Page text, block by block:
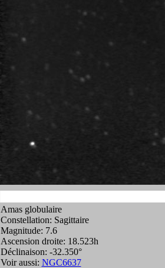
Amas globulaire
Constellation: Sagittaire
Magnitude: 7.6
Ascension droite: 18.523h
Déclinaison: -32.350°
Voir aussi: NGC6637